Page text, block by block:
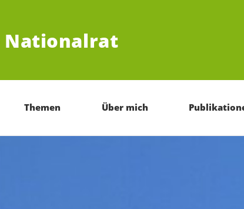
Nationalrat
Themen Über mich